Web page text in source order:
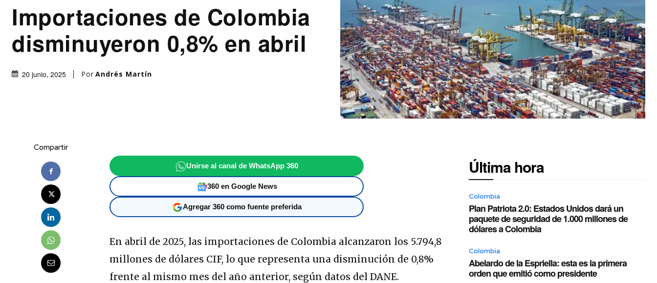
Importaciones de Colombia
disminuyeron 0,8% en abril
20 junio, 2025 Por Andrés Martín
Compartir
Unirse al canal de WhatsApp 360
360 en Google News
Agregar 360 como fuente preferida
En abril de 2025, las importaciones de Colombia alcanzaron los 5.794,8
millones de dólares CIF, lo que representa una disminución de 0,8%
frente al mismo mes del año anterior, según datos del DANE.
Última hora
Colombia
Plan Patriota 2.0: Estados Unidos dará un
paquete de seguridad de 1.000 millones de
dólares a Colombia
Colombia
Abelardo de la Espriella: esta es la primera
orden que emitió como presidente